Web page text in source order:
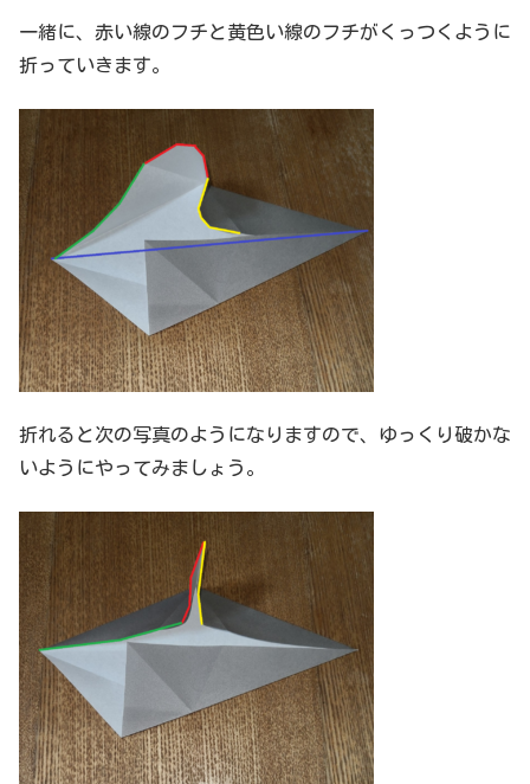
一緒に、赤い線のフチと黄色い線のフチがくっつくように
折っていきます。
折れると次の写真のようになりますので、ゆっくり破かな
いようにやってみましょう。